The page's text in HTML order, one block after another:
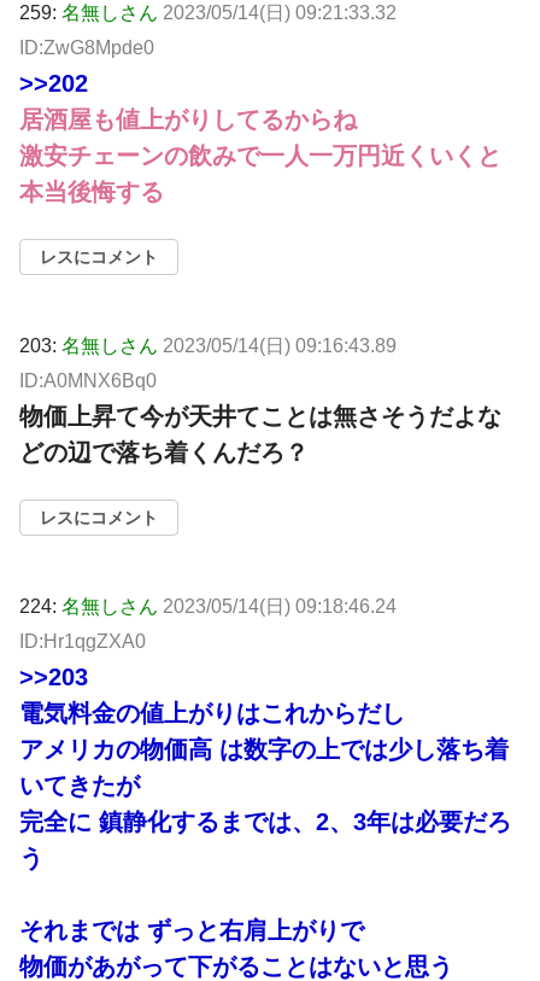
259: 名無しさん 2023/05/14(日) 09:21:33.32
ID:ZwG8Mpde0
>>202
居酒屋も値上がりしてるからね
激安チェーンの飲みで一人一万円近くいくと
本当後悔する
レスにコメント
203: 名無しさん 2023/05/14(日) 09:16:43.89
ID:A0MNX6Bq0
物価上昇て今が天井てことは無さそうだよな
どの辺で落ち着くんだろ？
レスにコメント
224: 名無しさん 2023/05/14(日) 09:18:46.24
ID:Hr1qgZXA0
>>203
電気料金の値上がりはこれからだし
アメリカの物価高 は数字の上では少し落ち着
いてきたが
完全に 鎮静化するまでは、2、3年は必要だろ
う
それまでは ずっと右肩上がりで
物価があがって下がることはないと思う